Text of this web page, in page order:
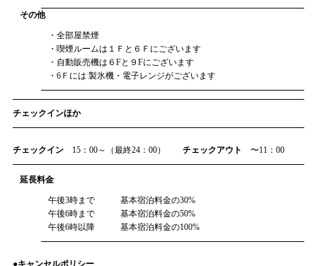
その他
・全部屋禁煙
・喫煙ルームは１Ｆと６Ｆにございます
・自動販売機は６Fと９Fにございます
・6Ｆには 製氷機・電子レンジがございます
チェックインほか
チェックイン 15：00～（最終24：00） チェックアウト 〜11：00
延長料金
午後3時まで 基本宿泊料金の30%
午後6時まで 基本宿泊料金の50%
午後6時以降 基本宿泊料金の100%
●キャンセルポリシー